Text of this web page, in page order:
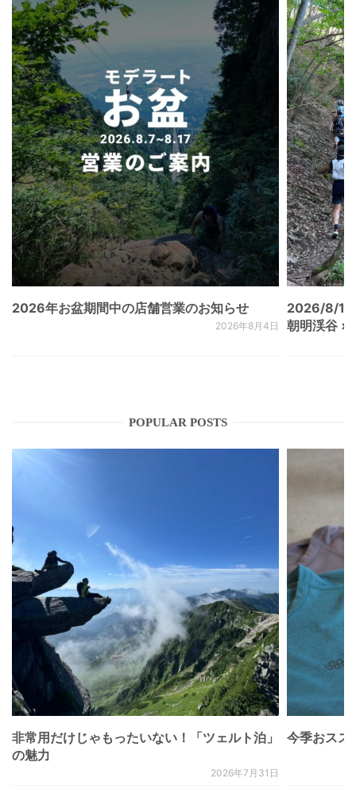
2026年お盆期間中の店舗営業のお知らせ
2026年8月4日
2026/8/
朝明渓谷 ×
POPULAR POSTS
非常用だけじゃもったいない！「ツェルト泊」
の魅力
2026年7月31日
今季おスス